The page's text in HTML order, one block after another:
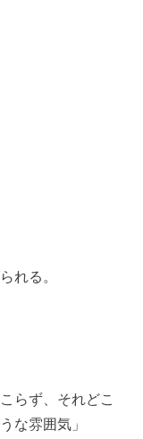
れる。
らず、それどこ
な雰囲気」